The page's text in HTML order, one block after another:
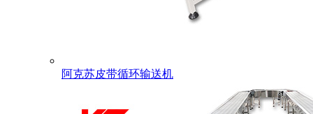
阿克苏皮带循环输送机